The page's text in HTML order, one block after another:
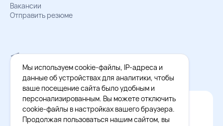
Вакансии
Отправить резюме
Мы в Телеграм
Документы об обработке персональных данных
Охрана труда – результаты СОУТ
Официальное приложение Восток - Запад
Cкачайте бесплатное приложение
Мы используем cookie-файлы, IP-адреса и
данные об устройствах для аналитики, чтобы
ваше посещение сайта было удобным и
персонализированным. Вы можете отключить
cookie-файлы в настройках вашего браузера.
Продолжая пользоваться нашим сайтом, вы